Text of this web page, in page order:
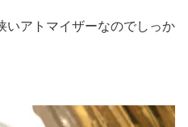
いアトマイザーなのでしっか